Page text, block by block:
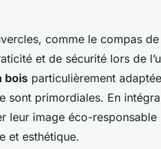
comme le compas
et de sécurité lors de
bois particulièrement
sont primordiales. En
leur image éco-
et esthétique.